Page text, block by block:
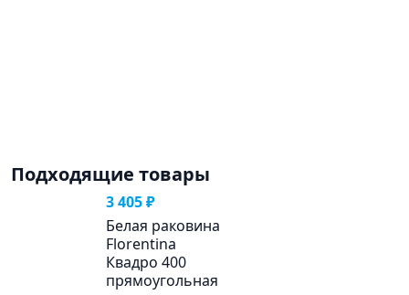
Подходящие товары
3 405 ₽
Белая раковина
Florentina
Квадро 400
прямоугольная